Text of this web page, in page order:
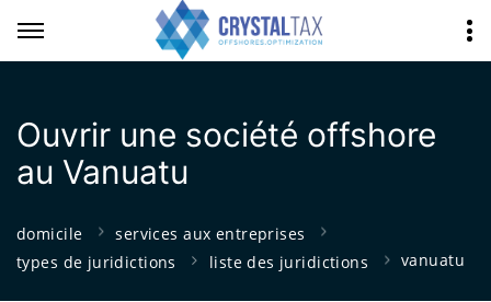
Ouvrir une société offshore
au Vanuatu
domicile
services aux entreprises
types de juridictions
liste des juridictions vanuatu